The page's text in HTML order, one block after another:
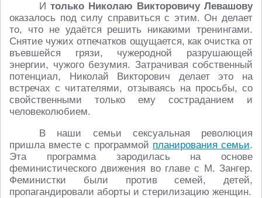
И только Николаю Викторовичу Левашову
оказалось под силу справиться с этим. Он делает
то, что не удаётся решить никакими тренингами.
Снятие чужих отпечатков ощущается, как очистка от
въевшейся грязи, чужеродной разрушающей
энергии, чужого безумия. Затрачивая собственный
потенциал, Николай Викторович делает это на
встречах с читателями, отзываясь на просьбы, со
свойственными только ему состраданием и
человеколюбием.
В наши семьи сексуальная революция
пришла вместе с программой планирования семьи.
Эта программа зародилась на основе
феминистического движения во главе с М. Зангер.
Феминистки были против семей, детей,
пропагандировали аборты и стерилизацию женщин.